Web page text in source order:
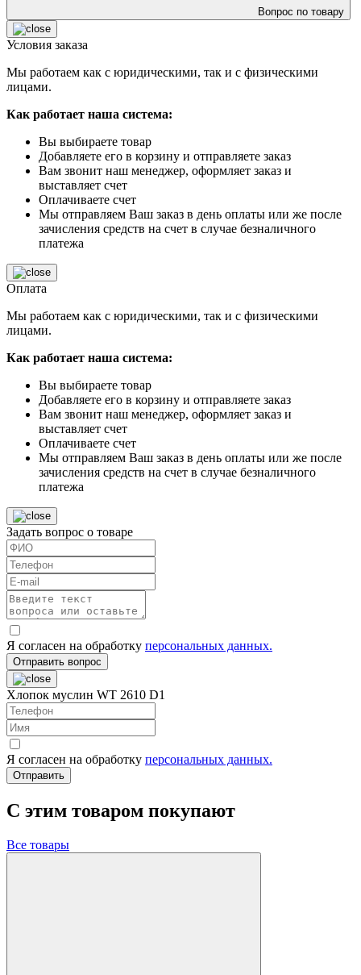
Вопрос по товару
Условия заказа
Мы работаем как с юридическими, так и с физическими
лицами.
Как работает наша система:
Вы выбираете товар
Добавляете его в корзину и отправляете заказ
Вам звонит наш менеджер, оформляет заказ и
выставляет счет
Оплачиваете счет
Мы отправляем Ваш заказ в день оплаты или же после
зачисления средств на счет в случае безналичного
платежа
Оплата
Мы работаем как с юридическими, так и с физическими
лицами.
Как работает наша система:
Вы выбираете товар
Добавляете его в корзину и отправляете заказ
Вам звонит наш менеджер, оформляет заказ и
выставляет счет
Оплачиваете счет
Мы отправляем Ваш заказ в день оплаты или же после
зачисления средств на счет в случае безналичного
платежа
Задать вопрос о товаре
Я согласен на обработку персональных данных.
Отправить вопрос
Хлопок муслин WТ 2610 D1
Я согласен на обработку персональных данных.
Отправить
C этим товаром покупают
Все товары